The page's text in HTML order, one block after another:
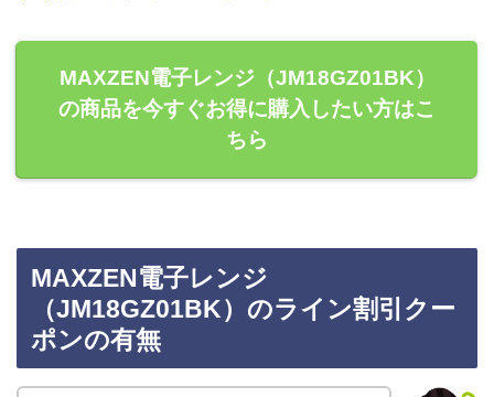
MAXZEN電子レンジ（JM18GZ01BK）
の商品を今すぐお得に購入したい方はこ
ちら
MAXZEN電子レンジ
（JM18GZ01BK）のライン割引クー
ポンの有無